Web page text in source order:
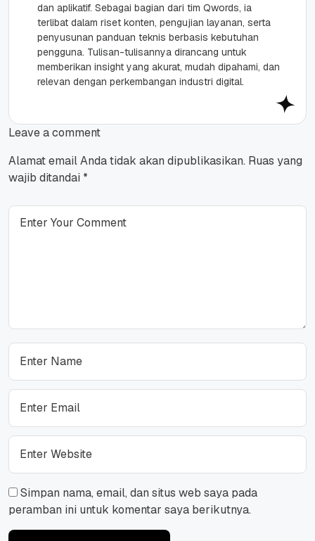
dan aplikatif. Sebagai bagian dari tim Qwords, ia
terlibat dalam riset konten, pengujian layanan, serta
penyusunan panduan teknis berbasis kebutuhan
pengguna. Tulisan-tulisannya dirancang untuk
memberikan insight yang akurat, mudah dipahami, dan
relevan dengan perkembangan industri digital.
Leave a comment
Alamat email Anda tidak akan dipublikasikan. Ruas yang
wajib ditandai *
Simpan nama, email, dan situs web saya pada
peramban ini untuk komentar saya berikutnya.